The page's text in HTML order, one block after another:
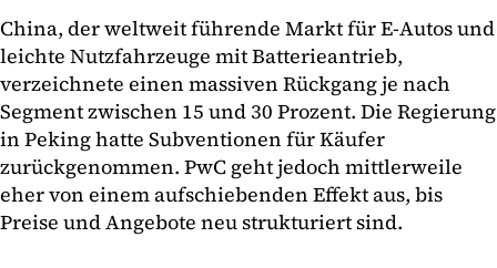
China, der weltweit führende Markt für E-Autos und
leichte Nutzfahrzeuge mit Batterieantrieb,
verzeichnete einen massiven Rückgang je nach
Segment zwischen 15 und 30 Prozent. Die Regierung
in Peking hatte Subventionen für Käufer
zurückgenommen. PwC geht jedoch mittlerweile
eher von einem aufschiebenden Effekt aus, bis
Preise und Angebote neu strukturiert sind.